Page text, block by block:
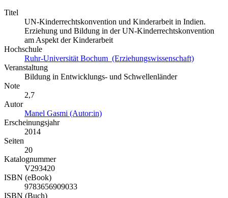
Titel
UN-Kinderrechtskonvention und Kinderarbeit in Indien.
Erziehung und Bildung in der UN-Kinderrechtskonvention
am Aspekt der Kinderarbeit
Hochschule
Ruhr-Universität Bochum (Erziehungswissenschaft)
Veranstaltung
Bildung in Entwicklungs- und Schwellenländer
Note
2,7
Autor
Manel Gasmi (Autor:in)
Erscheinungsjahr
2014
Seiten
20
Katalognummer
V293420
ISBN (eBook)
9783656909033
ISBN (Buch)